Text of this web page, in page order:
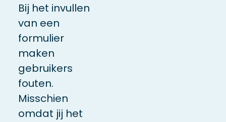
Bij het invullen
van een
formulier
maken
gebruikers
fouten.
Misschien
omdat jij het